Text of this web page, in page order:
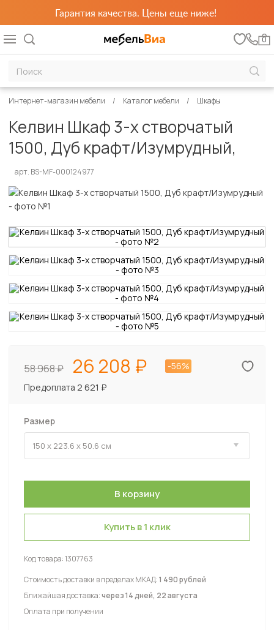
Гарантия качества. Цены еще ниже!
0
Интернет-магазин мебели Каталог мебели Шкафы
Келвин Шкаф 3-х створчатый
1500, Дуб крафт/Изумрудный,
арт. BS-MF-000124977
58 968 26 208
-56%
Предоплата 2 621 ₽
Размер
Купить в 1 клик
Код товара:1307763
Стоимость доставки в пределах МКАД:1 490 рублей
Ближайшая доставка:через 14 дней, 22 августа
Оплата при получении